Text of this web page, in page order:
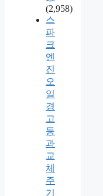
(2,958)
스
파
크
엔
진
오
일
경
고
등
과
교
체
주
기